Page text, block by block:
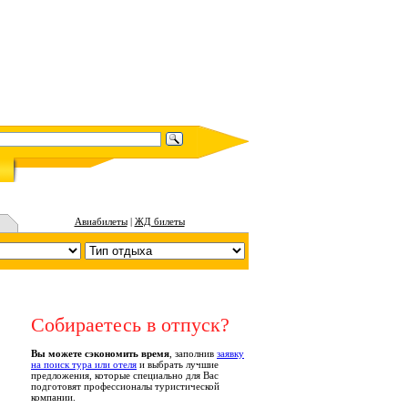
Авиабилеты| ЖД билеты
Собираетесь в отпуск?
Вы можете сэкономить время , заполнив заявку
на поиск тура или отеля и выбрать лучшие
предложения, которые специально для Вас
подготовят профессионалы туристической
компании.